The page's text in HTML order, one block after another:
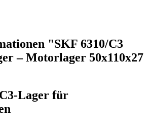
"SKF 6310/C3
– Motorlager 50x110x27
Lager für